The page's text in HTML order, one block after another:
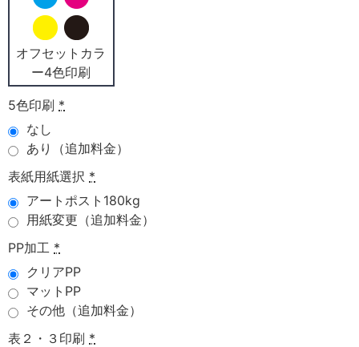
オフセットカラ
ー4色印刷
5色印刷 *
なし
あり（追加料金）
表紙用紙選択 *
アートポスト180kg
用紙変更（追加料金）
PP加工 *
クリアPP
マットPP
その他（追加料金）
表２・３印刷 *